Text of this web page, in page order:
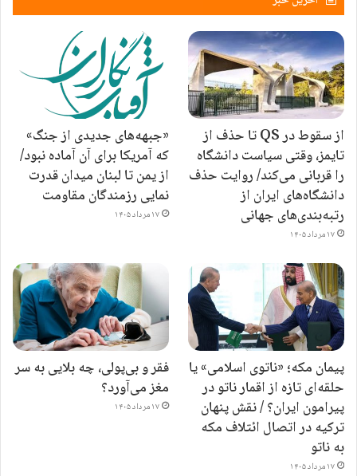
از سقوط در QS تا حذف از
تایمز، وقتی سیاست دانشگاه
را قربانی می‌کند/ روایت حذف
دانشگاه‌های ایران از
رتبه‌بندی‌های جهانی
۱۷ مرداد ۱۴۰۵
«جبهه‌های جدیدی از جنگ»
که آمریکا برای آن آماده نبود/
از یمن تا لبنان میدان قدرت
نمایی رزمندگان مقاومت
۱۷ مرداد ۱۴۰۵
پیمان مکه؛ «ناتوی اسلامی» یا
حلقه‌ای تازه از اقمار ناتو در
پیرامون ایران؟ / نقش پنهان
ترکیه در اتصال ائتلاف مکه
به ناتو
۱۷ مرداد ۱۴۰۵
فقر و بی‌پولی، چه بلایی به سر
مغز می‌آورد؟
۱۷ مرداد ۱۴۰۵